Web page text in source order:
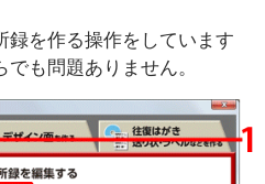
を作る操作をしています
も問題ありません。